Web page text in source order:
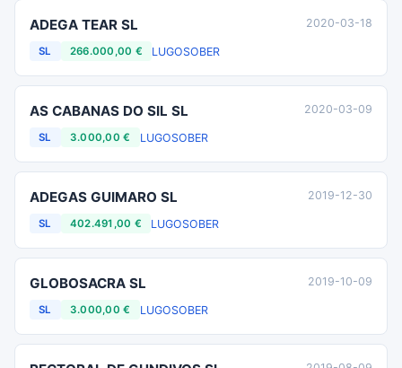
ADEGA TEAR SL
SL 266.000,00 € LUGOSOBER
2020-03-18
AS CABANAS DO SIL SL
SL 3.000,00 € LUGOSOBER
2020-03-09
ADEGAS GUIMARO SL
SL 402.491,00 € LUGOSOBER
2019-12-30
GLOBOSACRA SL
SL 3.000,00 € LUGOSOBER
2019-10-09